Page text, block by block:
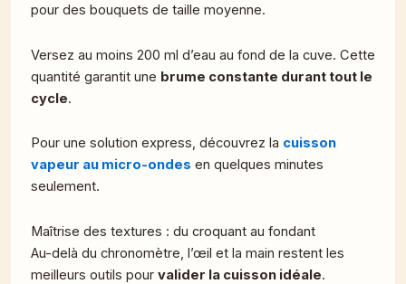
pour des bouquets de taille moyenne.
Versez au moins 200 ml d’eau au fond de la cuve. Cette
quantité garantit une brume constante durant tout le
cycle.
Pour une solution express, découvrez la cuisson
vapeur au micro-ondes en quelques minutes
seulement.
Maîtrise des textures : du croquant au fondant
Au-delà du chronomètre, l’œil et la main restent les
meilleurs outils pour valider la cuisson idéale.